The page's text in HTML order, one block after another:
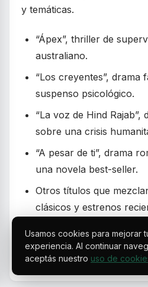
y temáticas.
“Ápex”, thriller de
australiano.
“Los creyentes”, drama
suspenso psicológico.
“La voz de Hind
sobre una crisis
“A pesar de ti”, drama
una novela best-seller.
Otros títulos que
clásicos y estrenos
TAGS Estrenos Netflix
Usamos cookies para mejorar
experiencia. Al continuar
aceptás nuestro uso de